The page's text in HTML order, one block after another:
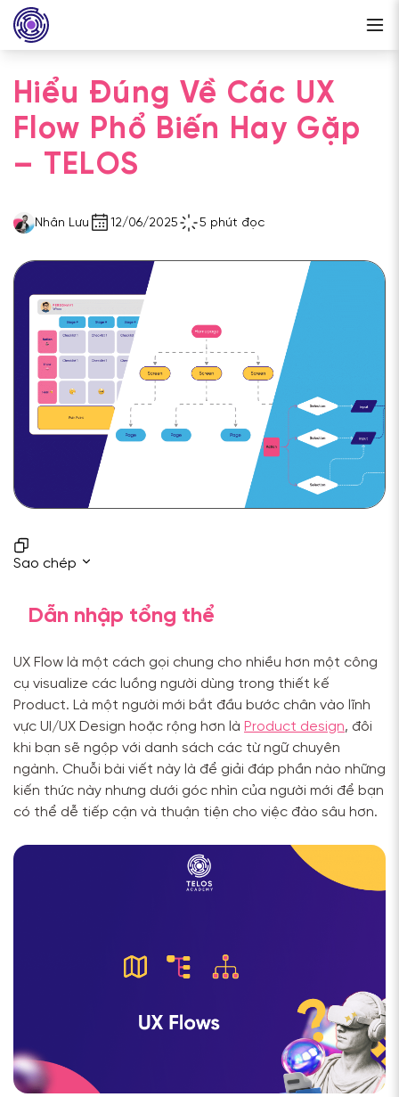
Hiểu Đúng Về Các UX
Flow Phổ Biến Hay Gặp
– TELOS
Nhân Lưu 12/06/2025 5 phút đọc
Sao chép
Dẫn nhập tổng thể
UX Flow là một cách gọi chung cho nhiều hơn một công
cụ visualize các luồng người dùng trong thiết kế
Product. Là một người mới bắt đầu bước chân vào lĩnh
vực UI/UX Design hoặc rộng hơn là Product design, đôi
khi bạn sẽ ngộp với danh sách các từ ngữ chuyên
ngành. Chuỗi bài viết này là để giải đáp phần nào những
kiến thức này nhưng dưới góc nhìn của người mới để bạn
có thể dễ tiếp cận và thuận tiện cho việc đào sâu hơn.